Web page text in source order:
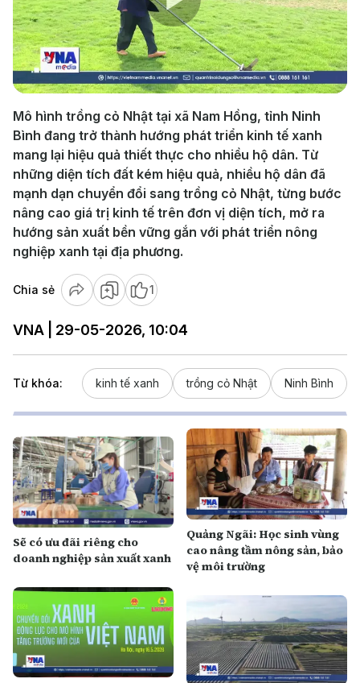
Play
Video
Mô hình trồng cỏ Nhật tại xã Nam Hồng, tỉnh Ninh
Bình đang trở thành hướng phát triển kinh tế xanh
mang lại hiệu quả thiết thực cho nhiều hộ dân. Từ
những diện tích đất kém hiệu quả, nhiều hộ dân đã
mạnh dạn chuyển đổi sang trồng cỏ Nhật, từng bước
nâng cao giá trị kinh tế trên đơn vị diện tích, mở ra
hướng sản xuất bền vững gắn với phát triển nông
nghiệp xanh tại địa phương.
Chia sẻ 1
VNA | 29-05-2026, 10:04
Từ khóa: kinh tế xanh trồng cỏ Nhật Ninh Bình
Sẽ có ưu đãi riêng cho
doanh nghiệp sản xuất xanh
Quảng Ngãi: Học sinh vùng
cao nâng tầm nông sản, bảo
vệ môi trường